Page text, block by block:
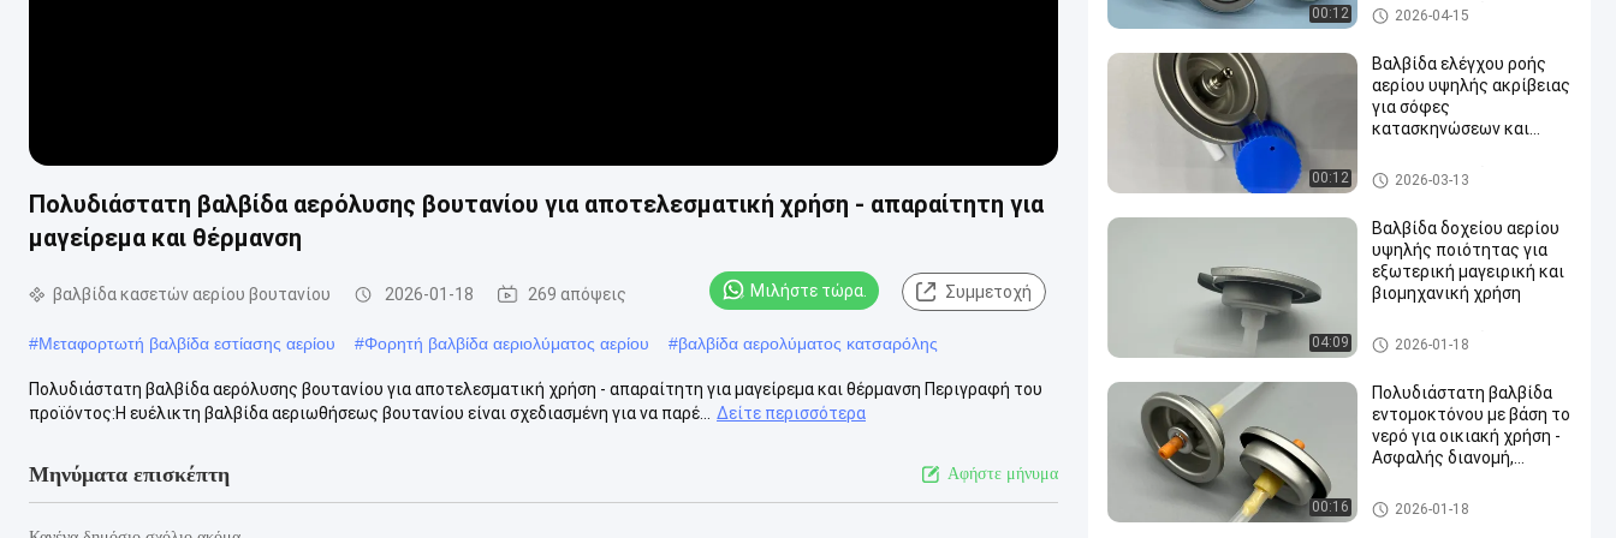
Πολυδιάστατη βαλβίδα αερόλυσης βουτανίου για αποτελεσματική χρήση - απαραίτητη για
μαγείρεμα και θέρμανση
βαλβίδα κασετών αερίου βουτανίου 2026-01-18 269 απόψεις Μιλήστε τώρα. Συμμετοχή
#Μεταφορτωτή βαλβίδα εστίασης αερίου #Φορητή βαλβίδα αεριολύματος αερίου #βαλβίδα αερολύματος κατσαρόλης
Πολυδιάστατη βαλβίδα αερόλυσης βουτανίου για αποτελεσματική χρήση - απαραίτητη για μαγείρεμα και θέρμανση Περιγραφή του
προϊόντος:Η ευέλικτη βαλβίδα αεριωθήσεως βουτανίου είναι σχεδιασμένη για να παρέ...
Δείτε περισσότερα
Μηνύματα επισκέπτη Αφήστε μήνυμα
00:12
βαλβίδα κασετών αερίου βο
υτανίου
2026-04-15
00:12
Βαλβίδα ελέγχου ροής
αερίου υψηλής ακρίβειας
για σόφες
κατασκηνώσεων και
βαλβίδα κασετών αερίου βο
υτανίου
2026-03-13
04:09
Βαλβίδα δοχείου αερίου
υψηλής ποιότητας για
εξωτερική μαγειρική και
βιομηχανική χρήση
βαλβίδα κασετών αερίου βο
υτανίου
2026-01-18
00:16
Πολυδιάστατη βαλβίδα
εντομοκτόνου με βάση το
νερό για οικιακή χρήση -
Ασφαλής διανομή,
water alcohol based insecticid
e valve
2026-01-18